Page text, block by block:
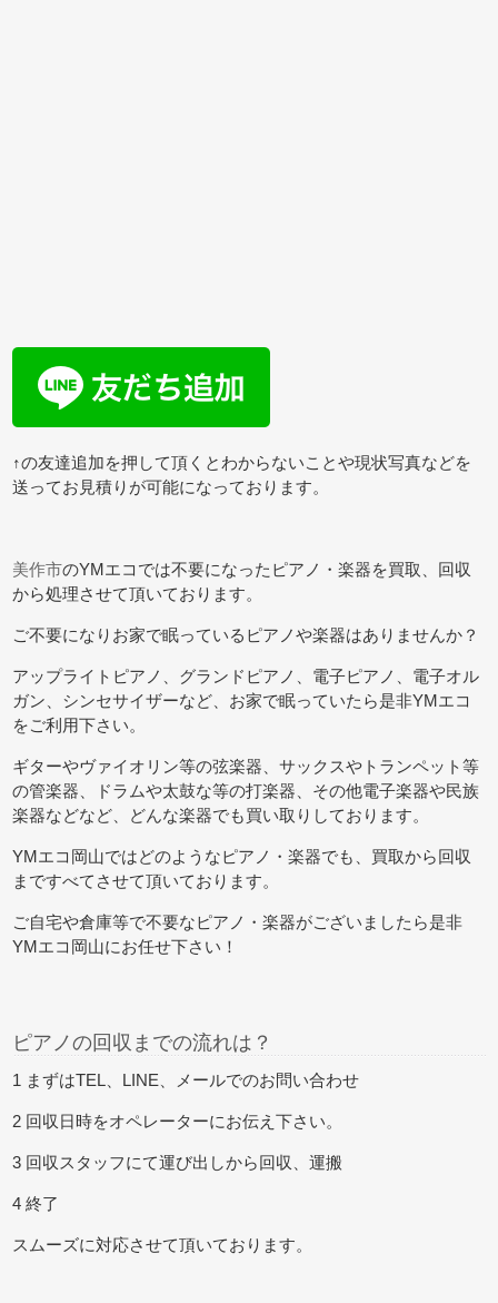
↑の友達追加を押して頂くとわからないことや現状写真などを
送ってお見積りが可能になっております。
美作市のYMエコでは不要になったピアノ・楽器を買取、回収
から処理させて頂いております。
ご不要になりお家で眠っているピアノや楽器はありませんか？
アップライトピアノ、グランドピアノ、電子ピアノ、電子オル
ガン、シンセサイザーなど、お家で眠っていたら是非YMエコ
をご利用下さい。
ギターやヴァイオリン等の弦楽器、サックスやトランペット等
の管楽器、ドラムや太鼓な等の打楽器、その他電子楽器や民族
楽器などなど、どんな楽器でも買い取りしております。
YMエコ岡山ではどのようなピアノ・楽器でも、買取から回収
まですべてさせて頂いております。
ご自宅や倉庫等で不要なピアノ・楽器がございましたら是非
YMエコ岡山にお任せ下さい！
ピアノの回収までの流れは？
1 まずはTEL、LINE、メールでのお問い合わせ
2 回収日時をオペレーターにお伝え下さい。
3 回収スタッフにて運び出しから回収、運搬
4 終了
スムーズに対応させて頂いております。